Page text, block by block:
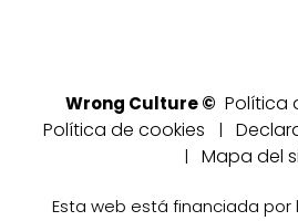
Wrong Culture © Política
Política de cookies |
| Mapa del
Esta web está financiada por